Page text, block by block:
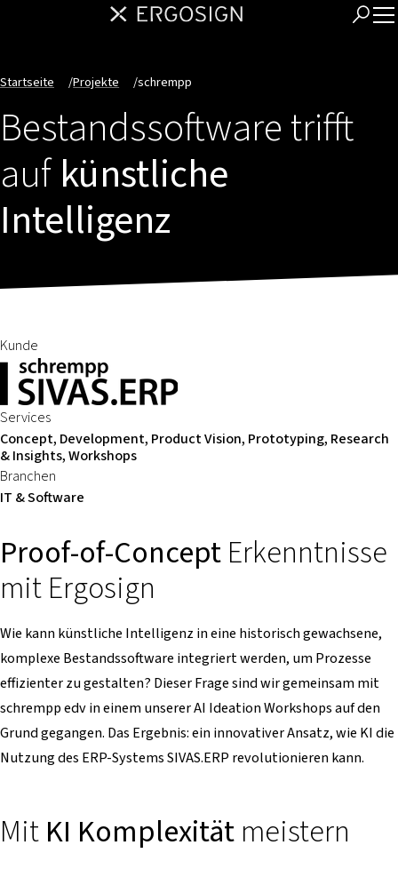
Startseite /Projekte /schrempp
Bestandssoftware trifft
aufkünstliche
Intelligenz
Kunde
Services
Concept, Development, Product Vision, Prototyping, Research
& Insights, Workshops
Branchen
IT & Software
Proof-of-Concept Erkenntnisse
mit Ergosign
Wie kann künstliche Intelligenz in eine historisch gewachsene,
komplexe Bestandssoftware integriert werden, um Prozesse
effizienter zu gestalten? Dieser Frage sind wir gemeinsam mit
schrempp edv in einem unserer AI Ideation Workshops auf den
Grund gegangen. Das Ergebnis: ein innovativer Ansatz, wie KI die
Nutzung des ERP-Systems SIVAS.ERP revolutionieren kann.
Mit KI Komplexität meistern